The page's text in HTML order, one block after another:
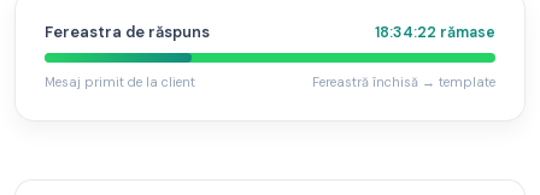
Fereastra de răspuns 18:34:22 rămase
Mesaj primit de la client Fereastră închisă → template